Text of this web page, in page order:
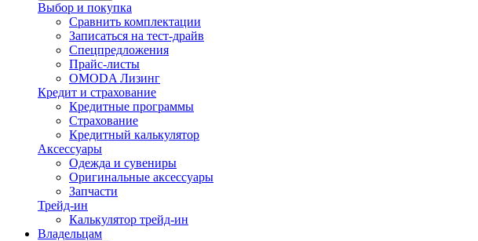
Выбор и покупка
Сравнить комплектации
Записаться на тест-драйв
Cпецпредложения
Прайс-листы
OMODA Лизинг
Кредит и страхование
Кредитные программы
Страхование
Кредитный калькулятор
Аксессуары
Одежда и сувениры
Оригинальные аксессуары
Запчасти
Трейд-ин
Калькулятор трейд-ин
Владельцам